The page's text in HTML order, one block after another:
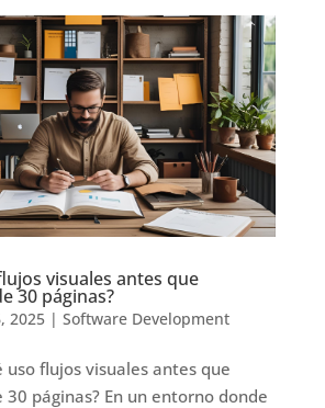
visuales antes que
30 páginas?
2025| Software Development
uso flujos visuales antes que
30 páginas? En un entorno donde